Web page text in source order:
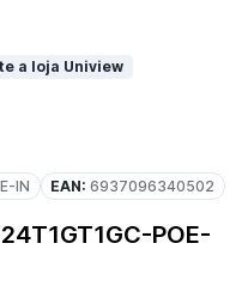
a loja Uniview
IN EAN: 6937096340502
POE-